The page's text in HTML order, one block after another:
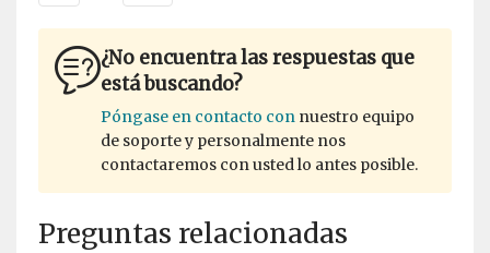
¿No encuentra las respuestas que
está buscando?
Póngase en contacto con nuestro equipo
de soporte y personalmente nos
contactaremos con usted lo antes posible.
Preguntas relacionadas